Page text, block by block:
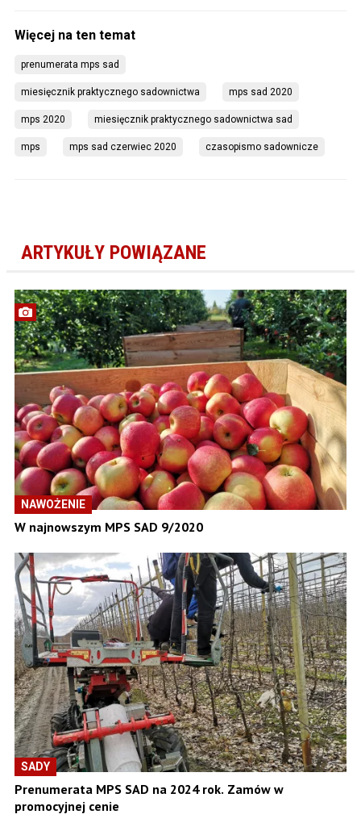
prenumerata mps sad
miesięcznik praktycznego sadownictwa mps sad 2020
mps 2020 miesięcznik praktycznego sadownictwa sad
mps mps sad czerwiec 2020 czasopismo sadownicze
ARTYKUŁY POWIĄZANE
NAWOŻENIE
W najnowszym MPS SAD 9/2020
SADY
Prenumerata MPS SAD na 2024 rok. Zamów w
promocyjnej cenie